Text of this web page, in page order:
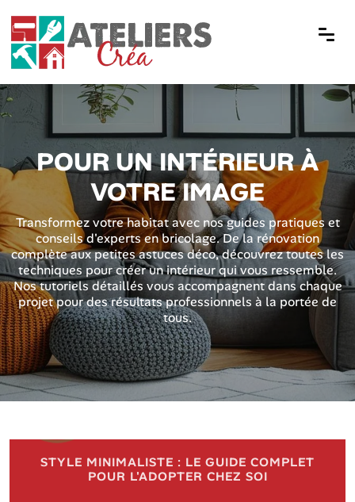
POUR UN INTÉRIEUR À
VOTRE IMAGE
Transformez votre habitat avec nos guides pratiques et
conseils d'experts en bricolage. De la rénovation
complète aux petites astuces déco, découvrez toutes les
techniques pour créer un intérieur qui vous ressemble.
Nos tutoriels détaillés vous accompagnent dans chaque
projet pour des résultats professionnels à la portée de
tous.
STYLE MINIMALISTE : LE GUIDE COMPLET
POUR L'ADOPTER CHEZ SOI